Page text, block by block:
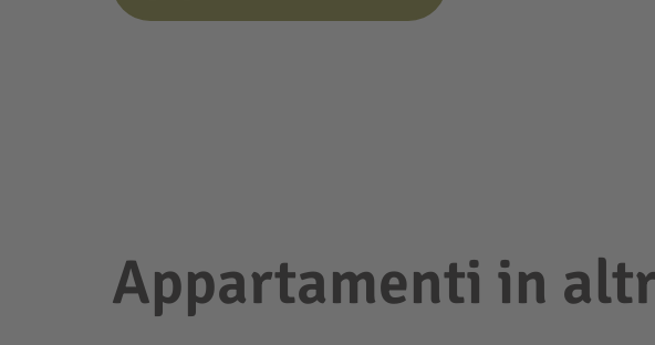
Appartamenti in